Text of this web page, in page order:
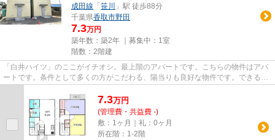
成田線 「 笹川
」駅 徒歩88分
千葉県香取市野田
7.3万円
築年数：築2年 ｜募集中： 1室
階数：2階建
「白井ハイツ」のここがイチオシ。最上階のアパートです。こちらの物件はアパ
ートです。条件として多くの方がこだわる、陽当りも良好な物件です。できるだ
7.3万円
(管理費・共益費 -)
敷：1ヶ月｜礼：0ヶ月
所在階：1-2階